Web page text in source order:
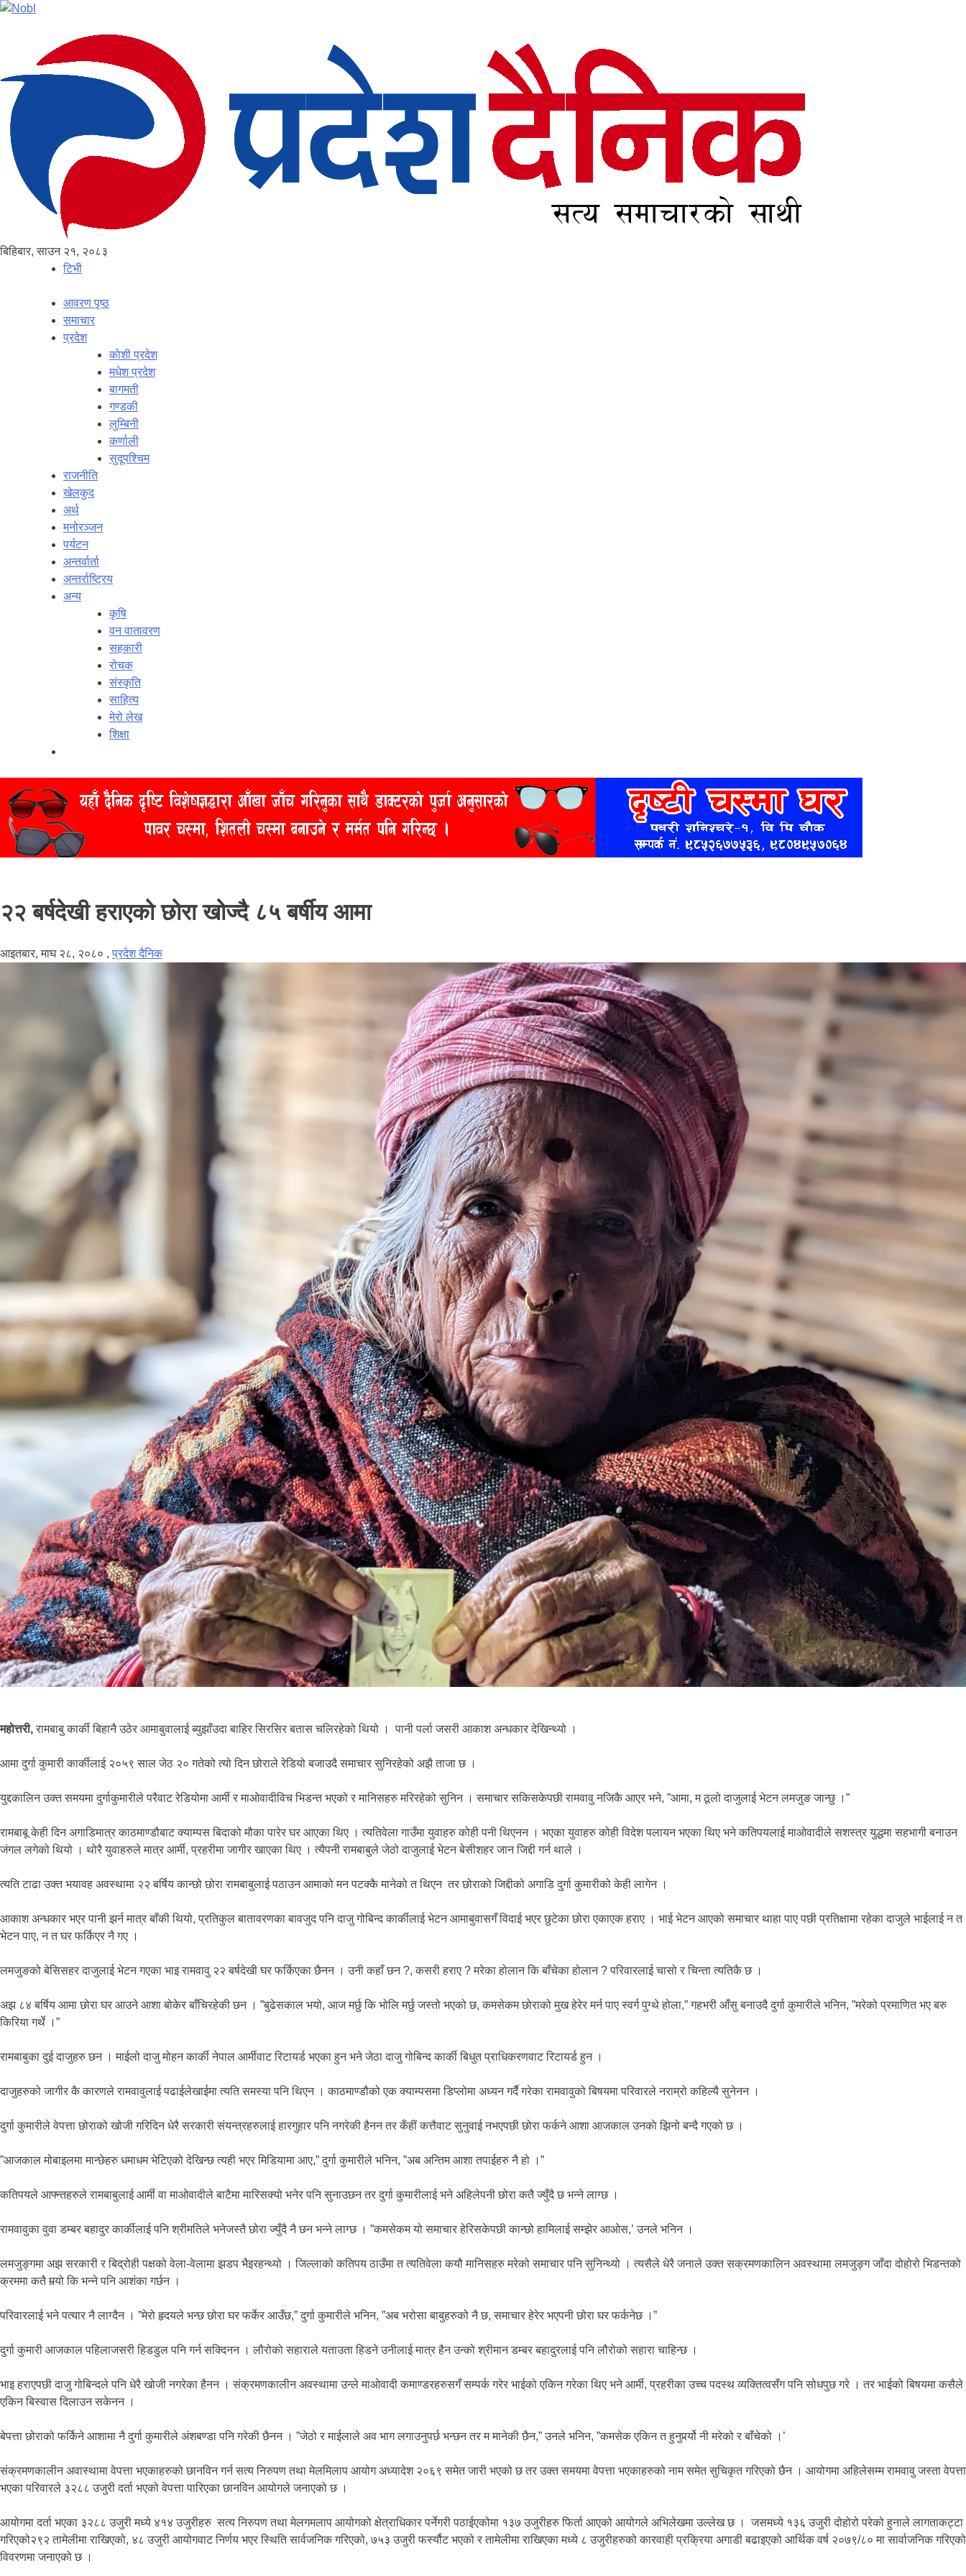
बिहिबार, साउन २१, २०८३
टिभी
आवरण पृष्‍ठ
समाचार
प्रदेश
काेशी प्रदेश
मधेश प्रदेश
बागमती
गण्डकी
लुम्बिनी
कर्णाली
सुदूपश्‍चिम
राजनीति
खेलकुद
अर्थ
मनोरञ्‍जन
पर्यटन
अन्तर्वार्ता
अन्तर्राष्‍ट्रिय
अन्य
कृषि
वन वातावरण
सहकारी
रोचक
संस्कृति
साहित्य
मेरो लेख
शिक्षा
२२ बर्षदेखी हराएको छोरा खोज्दै ८५ बर्षीय आमा
आइतबार, माघ २८, २०८० ,प्रदेश दैनिक
महोत्तरी,रामबाबु कार्की बिहानै उठेर आमाबुवालाई ब्युझाँउदा बाहिर सिरसिर बतास चलिरहेको थियो । पानी पर्ला जसरी आकाश अन्धकार देखिन्थ्यो ।
आमा दुर्गा कुमारी कार्कीलाई २०५९ साल जेठ २० गतेको त्यो दिन छोराले रेडियो बजाउदै समाचार सुनिरहेको अझै ताजा छ ।
युद्दकालिन उक्त समयमा दुर्गाकुमारीले परैवाट रेडियोमा आर्मी र माओवादीविच भिडन्त भएको र मानिसहरु मरिरहेको सुनिन । समाचार सकिसकेपछी रामवावु नजिकै आएर भने, ”आमा, म ठूलो दाजुलाई भेटन लमजुङ जान्छु ।”
रामबाबू केही दिन अगाडिमात्र काठमाण्डौबाट क्याम्पस बिदाको मौका पारेर घर आएका थिए । त्यतिवेला गाउँमा युवाहरु कोही पनी थिएनन । भएका युवाहरु कोही विदेश पलायन भएका थिए भने कतिपयलाई माओवादीले सशस्त्र युद्धमा सहभागी बनाउन
जंगल लगेको थियो । थोरै युवाहरुले मात्र आर्मी, प्रहरीमा जागीर खाएका थिए । त्यैपनी रामबाबुले जेठो दाजुलाई भेटन बेसीशहर जान जिद्दी गर्न थाले ।
त्यति टाढा उक्त भयावह अवस्थामा २२ बर्षिय कान्छो छोरा रामबाबुलाई पठाउन आमाको मन पटक्कै मानेको त थिएन तर छोराको जिद्दीको अगाडि दुर्गा कुमारीको केही लागेन ।
आकाश अन्धकार भएर पानी झर्न मात्र बाँकी थियो, प्रतिकुल बातावरणका बावजुद पनि दाजु गोबिन्द कार्कीलाई भेटन आमाबुवासगँ विदाई भएर छुटेका छोरा एकाएक हराए । भाई भेटन आएको समाचार थाहा पाए पछी प्रतिक्षामा रहेका दाजुले भाईलाई न त
भेटन पाए, न त घर फर्किएर नै गए ।
लमजुङको बेसिसहर दाजुलाई भेटन गएका भाइ रामवावु २२ बर्षदेखी घर फर्किएका छैनन । उनी कहाँ छन ?, कसरी हराए ? मरेका होलान कि बाँचेका होलान ? परिवारलाई चासो र चिन्ता त्यतिकै छ ।
अझ ८४ बर्षिय आमा छोरा घर आउने आशा बोकेर बाँचिरहेकी छन । ”बुढेसकाल भयो, आज मर्छु कि भोलि मर्छु जस्तो भएको छ, कमसेकम छोराको मुख हेरेर मर्न पाए स्वर्ग पुग्थे होला,” गहभरी आँसु बनाउदै दुर्गा कुमारीले भनिन, ”मरेको प्रमाणित भए बरु
किरिया गर्थे ।”
रामबाबुका दुई दाजुहरु छन । माईलो दाजु मोहन कार्की नेपाल आर्मीवाट रिटायर्ड भएका हुन भने जेठा दाजु गोबिन्द कार्की बिधुत प्राधिकरणवाट रिटायर्ड हुन ।
दाजुहरुको जागीर कै कारणले रामवावुलाई पढाईलेखाईमा त्यति समस्या पनि थिएन । काठमाण्डौको एक क्याम्पसमा डिप्लोमा अध्यन गर्दै गरेका रामवावुको बिषयमा परिवारले नराम्रो कहिल्यै सुनेनन ।
दुर्गा कुमारीले वेपत्ता छोराको खोजी गरिदिन धेरै सरकारी संयन्त्रहरुलाई हारगुहार पनि नगरेकी हैनन तर कँहीं कत्तैवाट सुनुवाई नभएपछी छोरा फर्कने आशा आजकाल उनकाे झिनो बन्दै गएको छ ।
”आजकाल मोबाइलमा मान्छेहरु धमाधम भेटिएको देखिन्छ त्यही भएर मिडियामा आए,” दुर्गा कुमारीले भनिन, ”अब अन्तिम आशा तपाईहरु नै हो ।”
कतिपयले आफ्न्तहरुले रामबाबुलाई आर्मी वा माओवादीले बाटैमा मारिसक्यो भनेर पनि सुनाउछन तर दुर्गा कुमारीलाई भने अहिलेपनी छोरा कतै ज्युँदै छ भन्ने लाग्छ ।
रामवावुका वुवा डम्बर बहादुर कार्कीलाई पनि श्रीमतिले भनेजस्तै छोरा ज्युँदै नै छन भन्ने लाग्छ । ”कमसेकम यो समाचार हेरिसकेपछी कान्छो हामिलाई सम्झेर आओस,’ उनले भनिन ।
लमजुङ्गमा अझ सरकारी र बिद्रोही पक्षको वेला-वेलामा झडप भैइरहन्थ्यो । जिल्लाको कतिपय ठाउँमा त त्यतिवेला कयौ मानिसहरु मरेको समाचार पनि सुनिन्थ्यो । त्यसैले धेरै जनाले उक्त सक्रमणकालिन अवस्थामा लमजुङ्ग जाँदा दोहोरो भिडन्तको
क्रममा कतै मर्‍यो कि भन्ने पनि आशंका गर्छन ।
परिवारलाई भने पत्यार नै लाग्दैन । ”मेरो हृदयले भन्छ छोरा घर फर्केर आउँछ,” दुर्गा कुमारीले भनिन, ”अब भरोसा बाबुहरुको नै छ, समाचार हेरेर भएपनी छोरा घर फर्कनेछ ।”
दुर्गा कुमारी आजकाल पहिलाजसरी हिडडुल पनि गर्न सक्दिनन । लौरोको सहाराले यताउता हिडने उनीलाई मात्र हैन उन्को श्रीमान डम्बर बहादुरलाई पनि लौरोको सहारा चाहिन्छ ।
भाइ हराएपछी दाजु गोबिन्दले पनि धेरै खोजी नगरेका हैनन । संक्रमणकालीन अवस्थामा उन्ले माओवादी कमाण्डरहरुसगँ सम्पर्क गरेर भाईको एकिन गरेका थिए भने आर्मी, प्रहरीका उच्च पदस्थ व्यक्तित्वसँग पनि सोधपुछ गरे । तर भाईको बिषयमा कसैले
एकिन बिस्वास दिलाउन सकेनन ।
बेपत्ता छोराको फर्किने आशामा नै दुर्गा कुमारीले अंशबण्डा पनि गरेकी छैनन । ”जेठो र माईलाले अव भाग लगाउनुपर्छ भन्छन तर म मानेकी छैन,” उनले भनिन, ”कमसेक एकिन त हुनुपर्र्यो नी मरेको र बाँचेको ।’
संक्रमणकालीन अवास्थामा वेपत्ता भएकाहरुको छानविन गर्न सत्य निरुपण तथा मेलमिलाप आयोग अध्यादेश २०६९ समेत जारी भएको छ तर उक्त समयमा वेपत्ता भएकाहरुको नाम समेत सुचिकृत गरिएको छैन । आयोगमा अहिलेसम्म रामवावु जस्ता वेपत्ता
भएका परिवारले ३२८८ उजुरी दर्ता भएको वेपत्ता पारिएका छानविन आयोगले जनाएको छ ।
आयोगमा दर्ता भएका ३२८८ उजुरी मध्ये ४१४ उजुरीहरु सत्य निरुपण तथा मेलगमलाप आयोगको क्षेत्राधिकार पर्नेगरी पठाईएकोमा १३७ उजुरीहरु फिर्ता आएको आयोगले अभिलेखमा उल्लेख छ । जसमध्ये १३६ उजुरी दोहोरो परेको हुनाले लागताकट्टा
गरिएको२९२ तामेलीमा राखिएको, ४८ उजुरी आयोगवाट निर्णय भएर स्थिति सार्वजनिक गरिएको, ७५३ उजुरी फर्स्यौट भएको र तामेलीमा राखिएका मध्ये ८ उजुरीहरुको कारवाही प्रक्रिया अगाडी बढाइएको आर्थिक वर्ष २०७९/८० मा सार्वाजनिक गरिएको
विवरणमा जनाएको छ ।